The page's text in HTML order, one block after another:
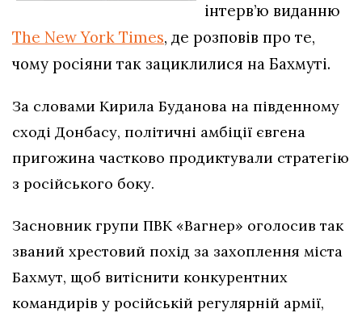
інтерв’ю виданню
The New York Times, де розповів про те,
чому росіяни так зациклилися на Бахмуті.
За словами Кирила Буданова на південному
сході Донбасу, політичні амбіції євгена
пригожина частково продиктували стратегію
з російського боку.
Засновник групи ПВК «Вагнер» оголосив так
званий хрестовий похід за захоплення міста
Бахмут, щоб витіснити конкурентних
командирів у російській регулярній армії,